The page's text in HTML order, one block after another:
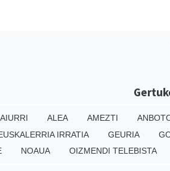
AIURRI ALEA AMEZTI
IRRATIA GEURIA
NOAUA OIZMENDI TELEBISTA